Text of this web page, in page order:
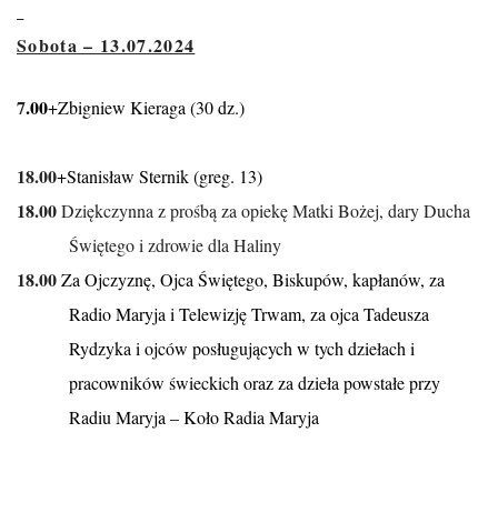
Sobota – 13.07.2024
7.00+Zbigniew Kieraga (30 dz.)
18.00+Stanisław Sternik (greg. 13)
18.00Dziękczynna z prośbą za opiekę Matki Bożej, dary Ducha
Świętego i zdrowie dla Haliny
18.00Za Ojczyznę, Ojca Świętego, Biskupów, kapłanów, za
Radio Maryja i Telewizję Trwam, za ojca Tadeusza
Rydzyka i ojców posługujących w tych dziełach i
pracowników świeckich oraz za dzieła powstałe przy
Radiu Maryja – Koło Radia Maryja